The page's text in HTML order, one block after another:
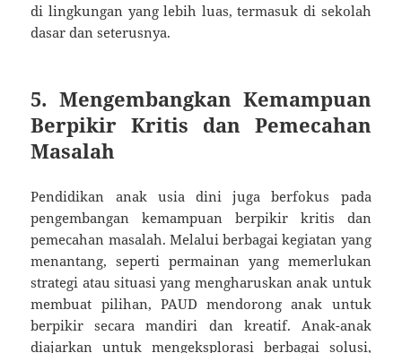
di lingkungan yang lebih luas, termasuk di sekolah
dasar dan seterusnya.
5. Mengembangkan Kemampuan
Berpikir Kritis dan Pemecahan
Masalah
Pendidikan anak usia dini juga berfokus pada
pengembangan kemampuan berpikir kritis dan
pemecahan masalah. Melalui berbagai kegiatan yang
menantang, seperti permainan yang memerlukan
strategi atau situasi yang mengharuskan anak untuk
membuat pilihan, PAUD mendorong anak untuk
berpikir secara mandiri dan kreatif. Anak-anak
diajarkan untuk mengeksplorasi berbagai solusi,